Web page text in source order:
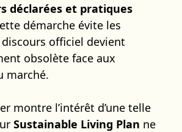
déclarées et pratiques
démarche évite les
officiel devient
obsolète face aux
marché.
montre l’intérêt d’une telle
Sustainable Living Plan ne